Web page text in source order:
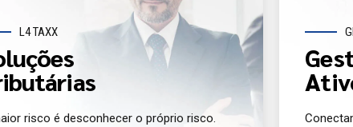
L4 TAXX
risco é desconhecer o próprio risco.